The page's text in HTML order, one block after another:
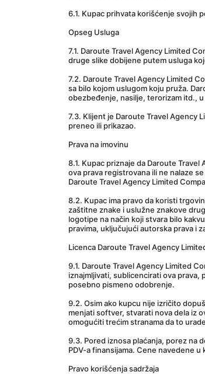
6.1. Kupac prihvata korišćenje svojih
Opseg Usluga
7.1. Daroute Travel Agency Limited
druge slike dobijene putem usluga
7.2. Daroute Travel Agency Limited
sa bilo kojom uslugom koju pruža.
obezbeđenje, nasilje, terorizam itd.,
7.3. Klijent je Daroute Travel Agency
preneo ili prikazao.
Prava na imovinu
8.1. Kupac priznaje da Daroute
ova prava registrovana ili ne nalaze
Daroute Travel Agency Limited
8.2. Kupac ima pravo da koristi
zaštitne znake i uslužne znakove
logotipe na način koji stvara bilo
pravima, uključujući autorska prava i
Licenca Daroute Travel Agency
9.1. Daroute Travel Agency Limited
iznajmljivati, sublicencirati ova prava,
posebno pismeno odobrenje.
9.2. Osim ako kupcu nije izričito
menjati softver, stvarati nova dela iz
omogućiti trećim stranama da to
9.3. Pored iznosa plaćanja, porez na
PDV-a finansijama. Cene navedene
Pravo korišćenja sadržaja